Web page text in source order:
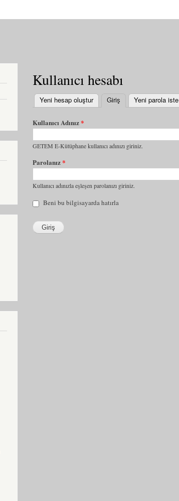
Kullanıcı hesabı
Yeni hesap oluştur Giriş (etkin sekme)
Yeni parola iste
Kullanıcı Adınız*
GETEM E-Kütüphane kullanıcı adınızı giriniz.
Parolanız*
Kullanıcı adınızla eşleşen parolanızı giriniz.
Beni bu bilgisayarda hatırla